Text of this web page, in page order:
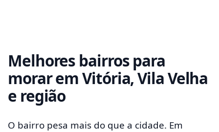
Melhores bairros para
morar em Vitória, Vila Velha
e região
O bairro pesa mais do que a cidade. Em